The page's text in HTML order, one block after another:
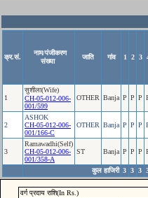
क्र.सं.
नाम/पंजीकरण
संख्या
जाति गांव 1 2 3
1
सुशीला(Wife)
CH-05-012-006-
001/599
OTHER Banja P P P
2
ASHOK
CH-05-012-006-
001/166-C
OTHER Banja P P P
3
Ramawadhi(Self)
CH-05-012-006-
001/358-A
ST Banja P P P
कुल हाजिरी 3 3 3
वर्ग प्रदाय राशि(In Rs.)